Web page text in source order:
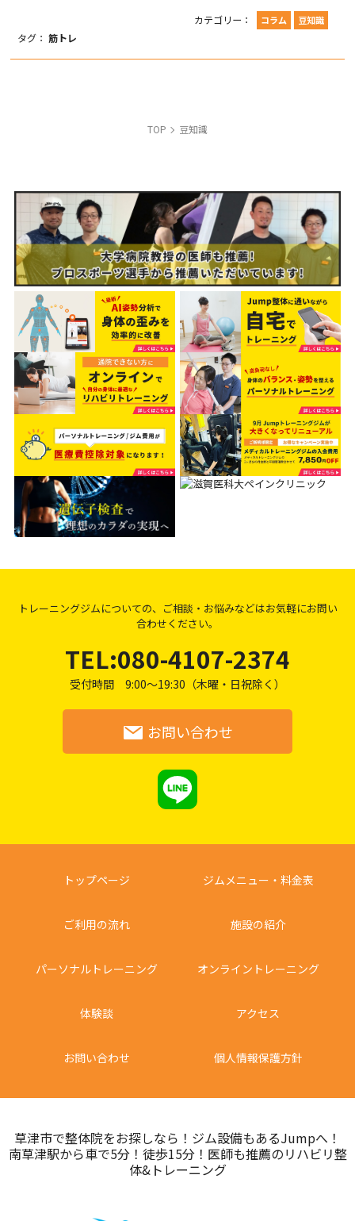
カテゴリー： コラム 豆知識
タグ： 筋トレ
TOP 豆知識
トレーニングジムについての、 ご相談・お悩みなどはお気軽にお問い
合わせください。
TEL:080-4107-2374
受付時間 9:00～19:30（木曜・日祝除く）
お問い合わせ
トップページ ジムメニュー・料金表
ご利用の流れ 施設の紹介
パーソナルトレーニング オンライントレーニング
体験談 アクセス
お問い合わせ 個人情報保護方針
草津市で整体院をお探しなら！ジム設備もあるJumpへ！
南草津駅から車で5分！徒歩15分！医師も推薦のリハビリ整
体&トレーニング